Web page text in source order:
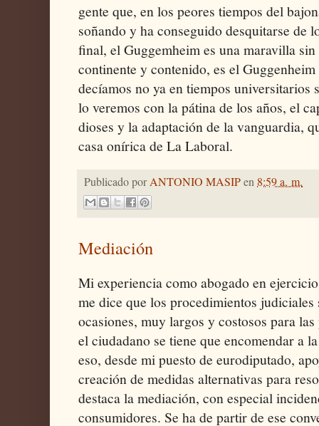
gente que, en los peores tiempos del
soñando y ha conseguido desquitarse de
final, el Guggemheim es una maravilla
continente y contenido, es el
decíamos no ya en tiempos universitarios
lo veremos con la pátina de los años, el
dioses y la adaptación de la vanguardia,
casa onírica de La Laboral.
Publicado porANTONIO MASIPen 8:59 a. m.
Mediación
Mi experiencia como abogado en
me dice que los procedimientos judiciales
ocasiones, muy largos y costosos para
el ciudadano se tiene que encomendar a
eso, desde mi puesto de eurodiputado,
creación de medidas alternativas para
destaca la mediación, con especial
consumidores. Se ha de partir de ese